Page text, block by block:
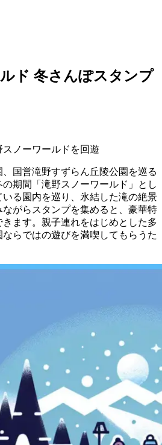
ド 冬さんぽスタンプ
ノーワールドを回遊
国営滝野すずらん丘陵公園を巡る
期間「滝野スノーワールド」とし
る園内を巡り、氷結した滝の絶景
がらスタンプを集めると、豪華特
ます。親子連れをはじめとした多
らではの遊びを満喫してもらうた